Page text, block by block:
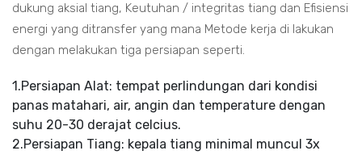
dukung aksial tiang, Keutuhan / integritas tiang dan Efisiensi
energi yang ditransfer yang mana Metode kerja di lakukan
dengan melakukan tiga persiapan seperti.
1.Persiapan Alat: tempat perlindungan dari kondisi
panas matahari, air, angin dan temperature dengan
suhu 20-30 derajat celcius.
2.Persiapan Tiang: kepala tiang minimal muncul 3x